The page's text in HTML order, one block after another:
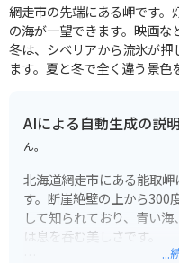
網走市の先端にある岬です。
の海が一望できます。映画な
冬は、シベリアから流氷が
ます。夏と冬で全く違う景色
AIによる自動生成の説
ん。
北海道網走市にある能取
す。断崖絶壁の上から300
して知られており、青い
は息を呑む美しさです。
...